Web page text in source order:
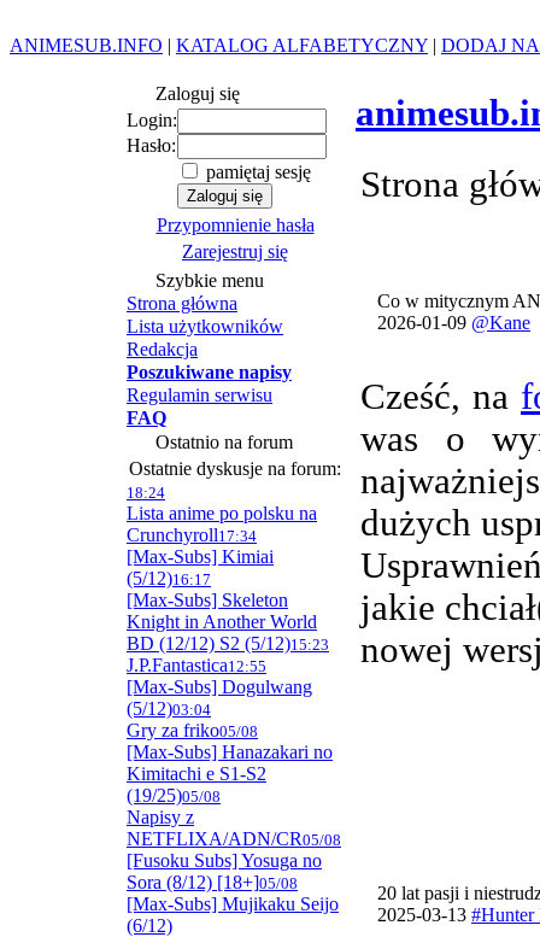
ANIMESUB.INFO | KATALOG ALFABETYCZNY | DODAJ
Zaloguj się
Login:
Hasło:
pamiętaj sesję
Przypomnienie hasła
Zarejestruj się
Szybkie menu
Strona główna
Lista użytkowników
Redakcja
Poszukiwane napisy
Regulamin serwisu
FAQ
Ostatnio na forum
Ostatnie dyskusje na forum:
18:24
Lista anime po polsku na
Crunchyroll17:34
[Max-Subs] Kimiai
(5/12)16:17
[Max-Subs] Skeleton
Knight in Another World
BD (12/12) S2 (5/12)15:23
J.P.Fantastica12:55
[Max-Subs] Dogulwang
(5/12)03:04
Gry za friko05/08
[Max-Subs] Hanazakari no
Kimitachi e S1-S2
(19/25)05/08
Napisy z
NETFLIXA/ADN/CR05/08
[Fusoku Subs] Yosuga no
Sora (8/12) [18+]05/08
[Max-Subs] Mujikaku Seijo
(6/12)
Strona
Co w mitycznym
2026-01-09 @Kane
Cześć, na
was o
dużych
jakie
nowej
20 lat pasji i
2025-03-13